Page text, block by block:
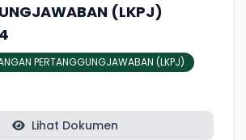
(LKPJ)
PERTANGGUNGJAWABAN (LKPJ)
Lihat Dokumen